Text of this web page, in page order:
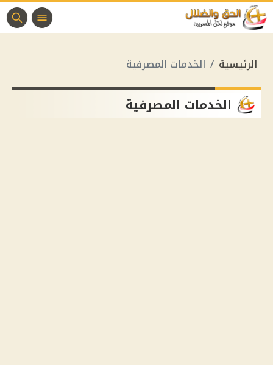
الرئيسية الخدمات المصرفية
الخدمات المصرفية